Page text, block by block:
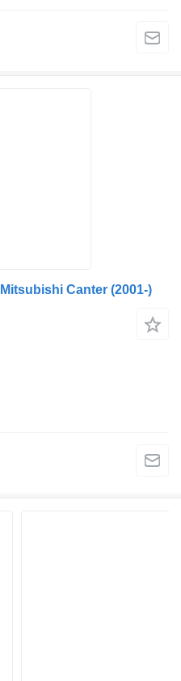
Canter (2001-)